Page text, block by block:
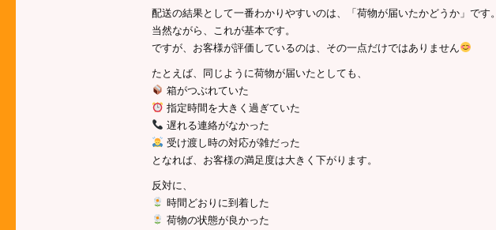
配送の結果として一番わかりやすいのは、「荷物が届いたかどうか」です。
当然ながら、これが基本です。
ですが、お客様が評価しているのは、その一点だけではありません
たとえば、同じように荷物が届いたとしても、
箱がつぶれていた
指定時間を大きく過ぎていた
遅れる連絡がなかった
受け渡し時の対応が雑だった
となれば、お客様の満足度は大きく下がります。
反対に、
時間どおりに到着した
荷物の状態が良かった